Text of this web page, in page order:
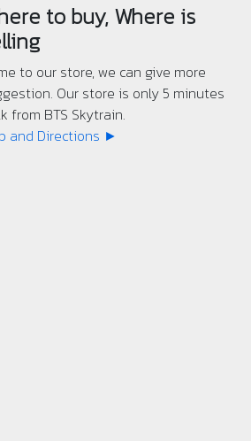
to buy, Where is
to our store, we can give more
Our store is only 5 minutes
from BTS Skytrain.
and Directions ►